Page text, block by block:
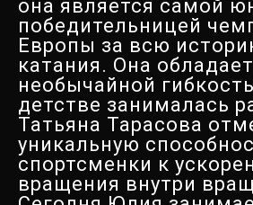
она является самой
победительницей
Европы за всю
катания. Она
необычайной
детстве занималась
Татьяна Тарасова
уникальную
спортсменки к
вращения внутри